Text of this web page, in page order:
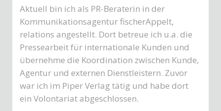
Aktuell bin ich als PR-Beraterin in der
Kommunikationsagentur fischerAppelt,
relations angestellt. Dort betreue ich u.a. die
Pressearbeit für internationale Kunden und
übernehme die Koordination zwischen Kunde,
Agentur und externen Dienstleistern. Zuvor
war ich im Piper Verlag tätig und habe dort
ein Volontariat abgeschlossen.